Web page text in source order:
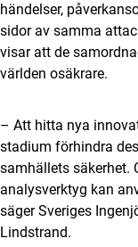
händelser,
sidor av samma
visar att de
världen osäkrare.
– Att hitta nya
stadium förhindra
samhällets säkerhet.
analysverktyg kan
säger Sveriges
Lindstrand.